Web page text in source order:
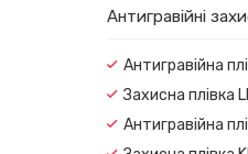
Антигравійні
Антигравійна
Захисна плівка
Антигравійна